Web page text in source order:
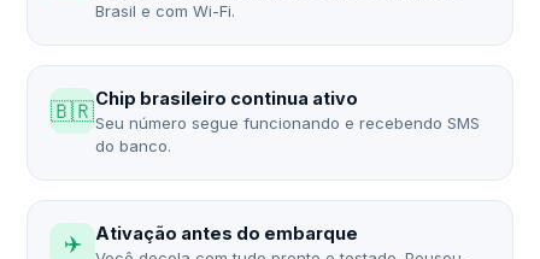
Brasil e com Wi-Fi.
🇧🇷Chip brasileiro continua ativo
Seu número segue funcionando e recebendo SMS
do banco.
✈️ Ativação antes do embarque